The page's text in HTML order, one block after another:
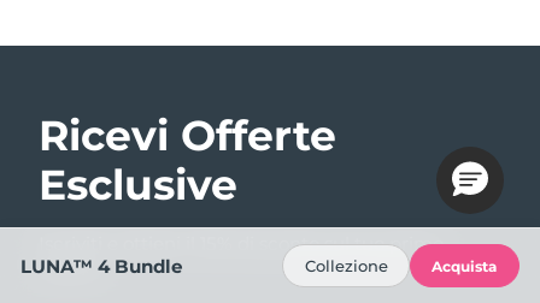
Ricevi Offerte
Esclusive
Iscriviti e ottieni il 15% di sconto sul tuo primo
ordine!
LUNA™ 4 Bundle Collezione Acquista